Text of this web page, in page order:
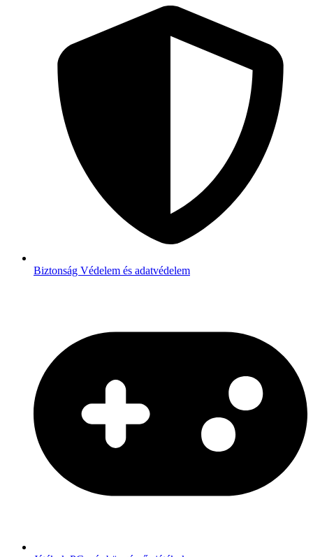
Biztonság Védelem és adatvédelem